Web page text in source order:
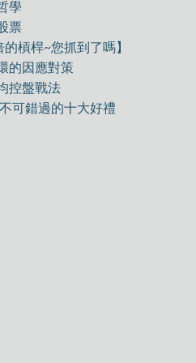
學
票
槓桿~您抓到了嗎】
的因應對策
控盤戰法
可錯過的十大好禮